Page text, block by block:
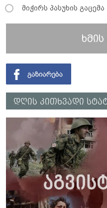
მიჭირს პასუხის გაცემა
დღის კითხვადი